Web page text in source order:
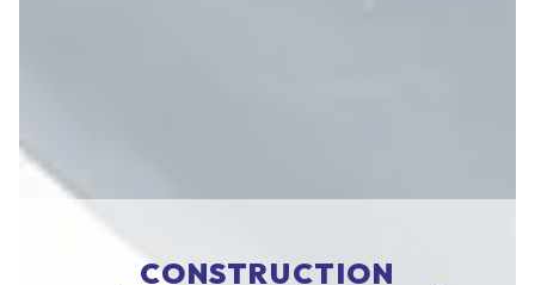
CONSTRUCTION